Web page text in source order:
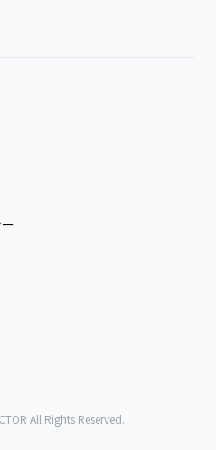
All Rights Reserved.